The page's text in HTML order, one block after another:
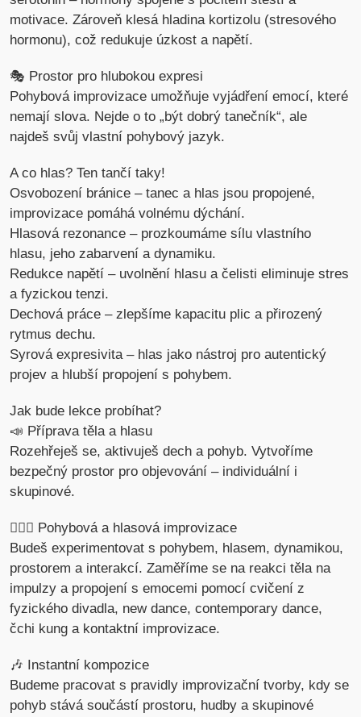
motivace. Zároveň klesá hladina kortizolu (stresového
hormonu), což redukuje úzkost a napětí.
🎭 Prostor pro hlubokou expresi
Pohybová improvizace umožňuje vyjádření emocí, které
nemají slova. Nejde o to „být dobrý tanečník“, ale
najdeš svůj vlastní pohybový jazyk.
A co hlas? Ten tančí taky!
Osvobození bránice – tanec a hlas jsou propojené,
improvizace pomáhá volnému dýchání.
Hlasová rezonance – prozkoumáme sílu vlastního
hlasu, jeho zabarvení a dynamiku.
Redukce napětí – uvolnění hlasu a čelisti eliminuje stres
a fyzickou tenzi.
Dechová práce – zlepšíme kapacitu plic a přirozený
rytmus dechu.
Syrová expresivita – hlas jako nástroj pro autentický
projev a hlubší propojení s pohybem.
Jak bude lekce probíhat?
📣 Příprava těla a hlasu
Rozehřeješ se, aktivuješ dech a pohyb. Vytvoříme
bezpečný prostor pro objevování – individuální i
skupinové.
🤸🏽‍♀️ Pohybová a hlasová improvizace
Budeš experimentovat s pohybem, hlasem, dynamikou,
prostorem a interakcí. Zaměříme se na reakci těla na
impulzy a propojení s emocemi pomocí cvičení z
fyzického divadla, new dance, contemporary dance,
čchi kung a kontaktní improvizace.
🎶 Instantní kompozice
Budeme pracovat s pravidly improvizační tvorby, kdy se
pohyb stává součástí prostoru, hudby a skupinové